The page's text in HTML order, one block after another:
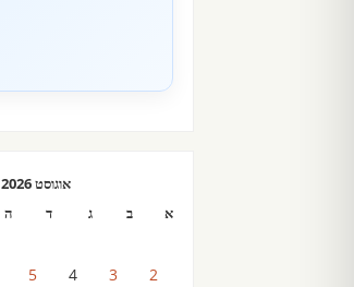
אוגוסט 2026
א
ב ג ד ה
2
3
4
5